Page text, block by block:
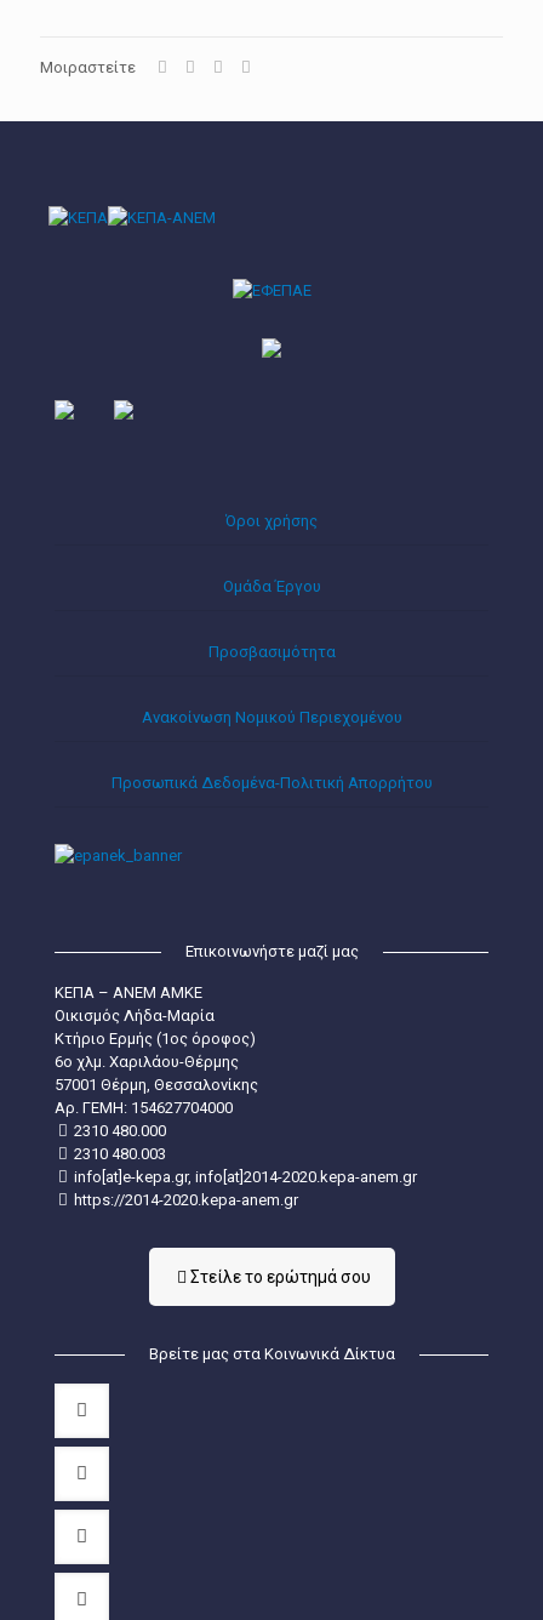
Μοιραστείτε
Όροι χρήσης
Ομάδα Έργου
Προσβασιμότητα
Ανακοίνωση Νομικού Περιεχομένου
Προσωπικά Δεδομένα-Πολιτική Απορρήτου
Επικοινωνήστε μαζί μας
ΚΕΠΑ – ΑΝΕΜ ΑΜΚΕ
Οικισμός Λήδα-Μαρία
Κτήριο Ερμής (1ος όροφος)
6ο χλμ. Χαριλάου-Θέρμης
57001 Θέρμη, Θεσσαλονίκης
Aρ. ΓΕΜΗ: 154627704000
2310 480.000
2310 480.003
info[at]e-kepa.gr, info[at]2014-2020.kepa-anem.gr
https://2014-2020.kepa-anem.gr
Στείλε τo ερώτημά σου
Βρείτε μας στα Κοινωνικά Δίκτυα